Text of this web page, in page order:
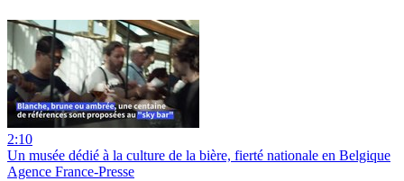
2:10
Un musée dédié à la culture de la bière, fierté nationale en Belgique
Agence France-Presse